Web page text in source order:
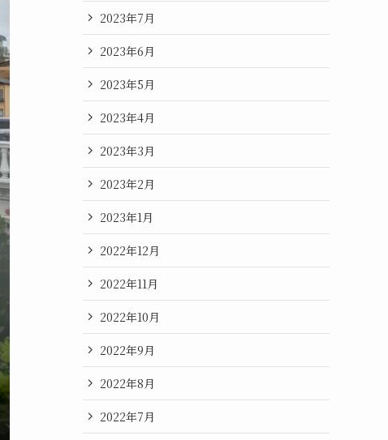
2023年7月
2023年6月
2023年5月
2023年4月
2023年3月
2023年2月
2023年1月
2022年12月
2022年11月
2022年10月
2022年9月
2022年8月
2022年7月